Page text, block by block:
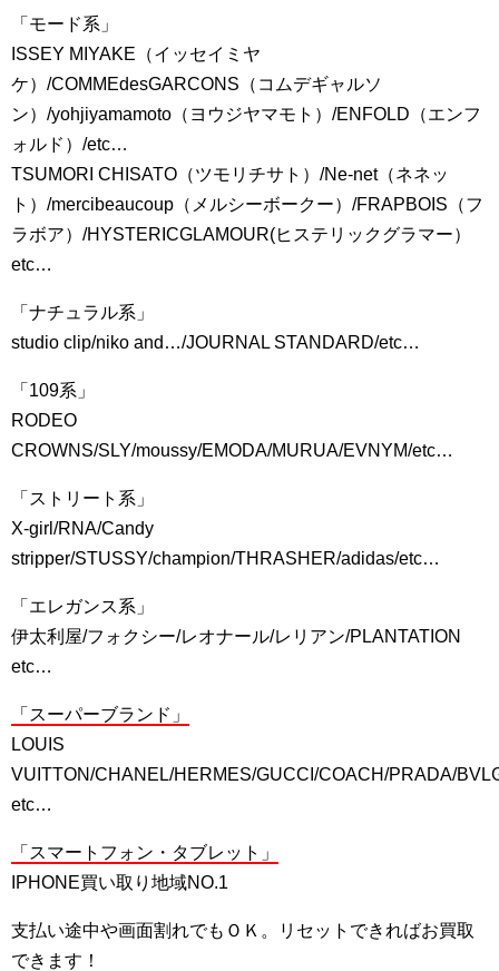
「モード系」
ISSEY MIYAKE（イッセイミヤ
ケ）/COMMEdesGARCONS（コムデギャルソ
ン）/yohjiyamamoto（ヨウジヤマモト）/ENFOLD（エンフ
ォルド）/etc…
TSUMORI CHISATO（ツモリチサト）/Ne-net（ネネッ
ト）/mercibeaucoup（メルシーボークー）/FRAPBOIS（フ
ラボア）/HYSTERICGLAMOUR(ヒステリックグラマー）
etc…
「ナチュラル系」
studio clip/niko and…/JOURNAL STANDARD/etc…
「109系」
RODEO
CROWNS/SLY/moussy/EMODA/MURUA/EVNYM/etc…
「ストリート系」
X-girl/RNA/Candy
stripper/STUSSY/champion/THRASHER/adidas/etc…
「エレガンス系」
伊太利屋/フォクシー/レオナール/レリアン/PLANTATION
etc…
「スーパーブランド」
LOUIS
VUITTON/CHANEL/HERMES/GUCCI/COACH/PRADA/
etc…
「スマートフォン・タブレット」
IPHONE買い取り地域NO.1
支払い途中や画面割れでもＯＫ。リセットできればお買取
できます！